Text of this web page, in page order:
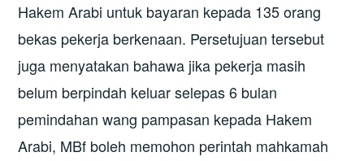
Hakem Arabi untuk bayaran kepada 135 orang
bekas pekerja berkenaan. Persetujuan tersebut
juga menyatakan bahawa jika pekerja masih
belum berpindah keluar selepas 6 bulan
pemindahan wang pampasan kepada Hakem
Arabi, MBf boleh memohon perintah mahkamah